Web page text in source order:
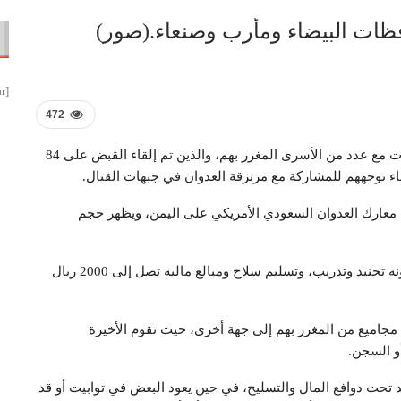
472
ذمار نيوز | المسيرة نت: حصلت قناة المسيرة على مقابلات مع عدد من الأسرى المغرر بهم، والذين تم إلقاء القبض على 84
توجههم للمشاركة مع مرتزقة العدوان في جبهات القتال.
معارك العدوان السعودي الأمريكي على اليمن، ويظهر حجم
ويأخذ التضليل مسار إقناع الضحية بأن الأمر لا يعدو عن كونه تجنيد وتدريب، وتسليم سلاح ومبالغ مالية تصل إلى 2000 ريال
من المغرر بهم إلى جهة أخرى، حيث تقوم الأخيرة
السجن.
تحت دوافع المال والتسليح، في حين يعود البعض في توابيت أو قد
[smbtoolbar]